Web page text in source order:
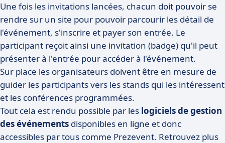
Une fois les invitations lancées, chacun doit pouvoir se
rendre sur un site pour pouvoir parcourir les détail de
l'événement, s'inscrire et payer son entrée. Le
participant reçoit ainsi une invitation (badge) qu'il peut
présenter à l'entrée pour accéder à l'événement.
Sur place les organisateurs doivent être en mesure de
guider les participants vers les stands qui les intéressent
et les conférences programmées.
Tout cela est rendu possible par les logiciels de gestion
des événements disponibles en ligne et donc
accessibles par tous comme Prezevent. Retrouvez plus